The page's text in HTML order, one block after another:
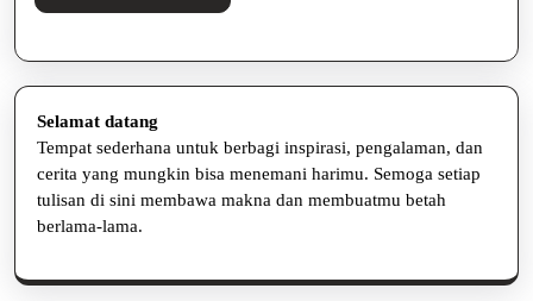
Selengkapnya
Selamat datang
Tempat sederhana untuk berbagi inspirasi, pengalaman, dan
cerita yang mungkin bisa menemani harimu. Semoga setiap
tulisan di sini membawa makna dan membuatmu betah
berlama-lama.